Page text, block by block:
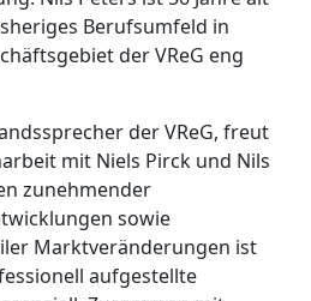
Berufsumfeld in
der VReG eng
der VReG, freut
mit Niels Pirck und Nils
zunehmender
sowie
Marktveränderungen ist
aufgestellte